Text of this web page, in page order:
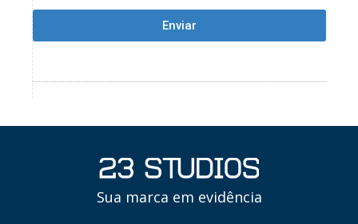
Enviar
Sua marca em evidência